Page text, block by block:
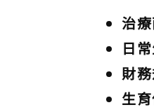
治
日
財
生